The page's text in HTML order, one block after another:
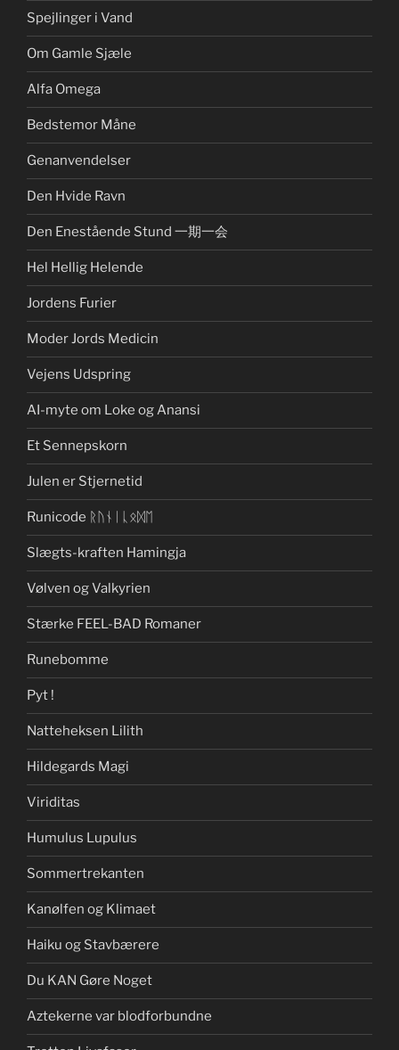
Spejlinger i Vand
Om Gamle Sjæle
Alfa Omega
Bedstemor Måne
Genanvendelser
Den Hvide Ravn
Den Enestående Stund 一期一会
Hel Hellig Helende
Jordens Furier
Moder Jords Medicin
Vejens Udspring
AI-myte om Loke og Anansi
Et Sennepskorn
Julen er Stjernetid
Runicode ᚱᚢᚾᛁᚳᛟᛞᛖ
Slægts-kraften Hamingja
Vølven og Valkyrien
Stærke FEEL-BAD Romaner
Runebomme
Pyt !
Natteheksen Lilith
Hildegards Magi
Viriditas
Humulus Lupulus
Sommertrekanten
Kanølfen og Klimaet
Haiku og Stavbærere
Du KAN Gøre Noget
Aztekerne var blodforbundne